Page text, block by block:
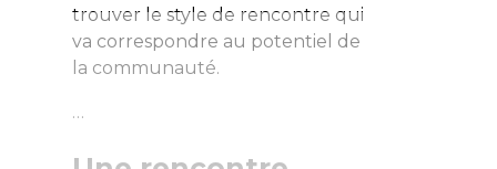
trouver le style de rencontre qui
va correspondre au potentiel de
la communauté.
…